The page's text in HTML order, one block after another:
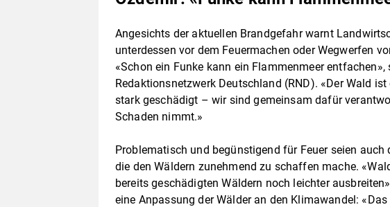
Angesichts der aktuellen Brandgefahr warnt
unterdessen vor dem Feuermachen oder Wegwerfen
«Schon ein Funke kann ein Flammenmeer
Redaktionsnetzwerk Deutschland (RND). «Der Wald
stark geschädigt – wir sind gemeinsam dafür
Schaden nimmt.»
Problematisch und begünstigend für Feuer seien auch
die den Wäldern zunehmend zu schaffen mache.
bereits geschädigten Wäldern noch leichter
eine Anpassung der Wälder an den Klimawandel: